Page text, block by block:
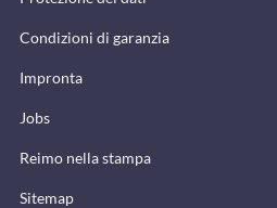
Condizioni di garanzia
Impronta
Jobs
Reimo nella stampa
Sitemap